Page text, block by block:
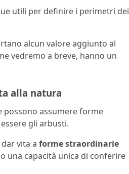
utili per definire i perimetri dei
alcun valore aggiunto al
vedremo a breve, hanno un
alla natura
possono assumere forme
gli arbusti.
vita a forme straordinarie
una capacità unica di conferire